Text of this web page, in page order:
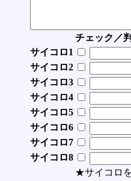
チェック／
サイコロ1
サイコロ2
サイコロ3
サイコロ4
サイコロ5
サイコロ6
サイコロ7
サイコロ8
★サイコロ